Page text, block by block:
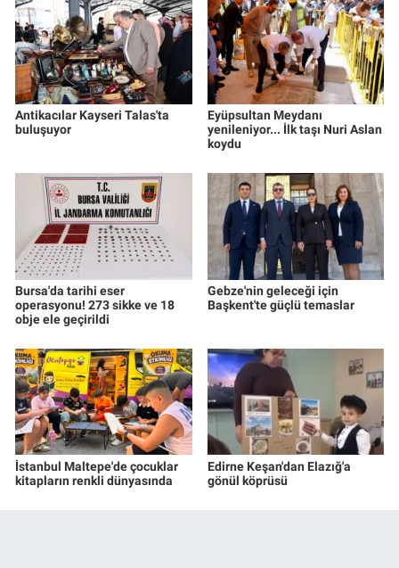
Antikacılar Kayseri Talas'ta
buluşuyor
Eyüpsultan Meydanı
yenileniyor... İlk taşı Nuri Aslan
koydu
Bursa'da tarihi eser
operasyonu! 273 sikke ve 18
obje ele geçirildi
Gebze'nin geleceği için
Başkent'te güçlü temaslar
İstanbul Maltepe'de çocuklar
kitapların renkli dünyasında
Edirne Keşan'dan Elazığ'a
gönül köprüsü